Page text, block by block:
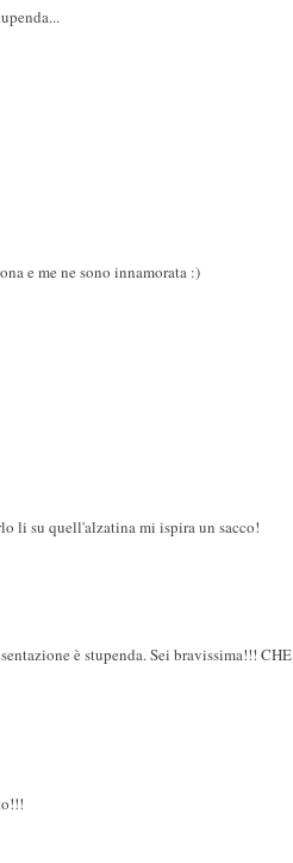
e me ne sono innamorata :)
li su quell'alzatina mi ispira un sacco!
è stupenda. Sei bravissima!!! CHE